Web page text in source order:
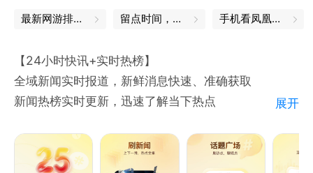
最新网游排行榜 留点时间，与自己独处 手机看凤凰卫视
【24小时快讯+实时热榜】
全域新闻实时报道，新鲜消息快速、准确获取
新闻热榜实时更新，迅速了解当下热点
【畅所欲言 互动讨论】
“时间线”着力打造一个以新鲜及时的事件点评为核心的
展开